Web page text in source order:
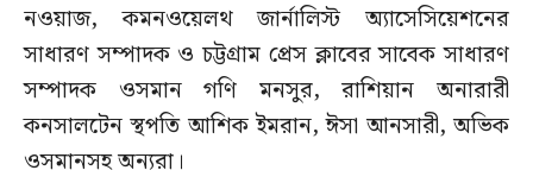
নওয়াজ, কমনওয়েলথ জার্নালিস্ট অ্যাসেসিয়েশনের
সাধারণ সম্পাদক ও চট্টগ্রাম প্রেস ক্লাবের সাবেক সাধারণ
সম্পাদক ওসমান গণি মনসুর, রাশিয়ান অনারারী
কনসালটেন স্থপতি আশিক ইমরান, ঈসা আনসারী, অভিক
ওসমানসহ অন্যরা।